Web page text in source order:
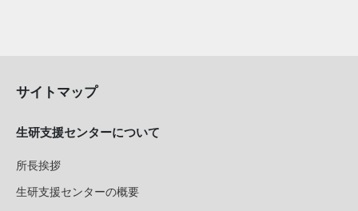
サイトマップ
生研支援センターについて
所長挨拶
生研支援センターの概要